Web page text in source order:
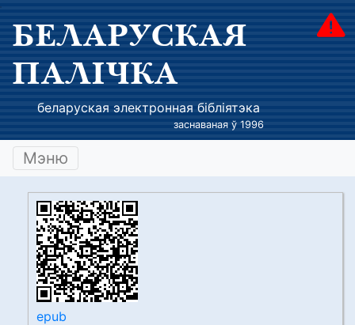
БЕЛАРУСКАЯ
ПАЛІЧКА
беларуская электронная бібліятэка
заснаваная ў 1996
Мэню
epub